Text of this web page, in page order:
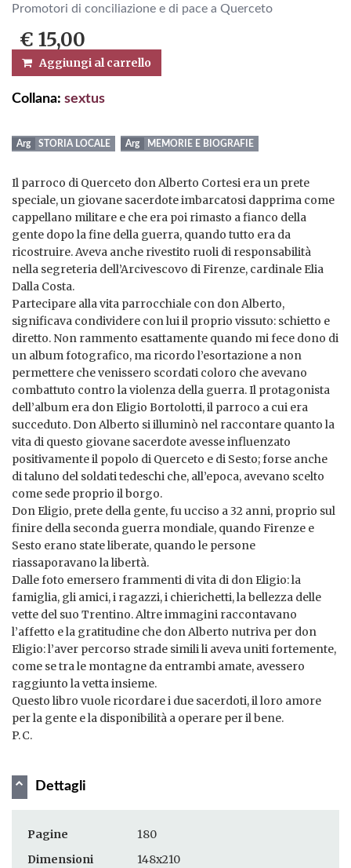
Promotori di conciliazione e di pace a Querceto
€ 15,00
Aggiungi al carrello
Collana: sextus
STORIA LOCALE MEMORIE E BIOGRAFIE
Il parroco di Querceto don Alberto Cortesi era un prete
speciale, un giovane sacerdote imbarcatosi dapprima come
cappellano militare e che era poi rimasto a fianco della
gente dopo la fine della guerra, quando tutto era da
ricostruire. Aveva anche rivestito ruoli di responsabilità
nella segreteria dell’Arcivescovo di Firenze, cardinale Elia
Dalla Costa.
Partecipare alla vita parrocchiale con don Alberto,
significava condividere con lui il proprio vissuto: schietto e
diretto. Non rammento esattamente quando mi fece dono di
un album fotografico, ma ricordo l’esortazione a non
permettere che venissero scordati coloro che avevano
combattuto contro la violenza della guerra. Il protagonista
dell’album era don Eligio Bortolotti, il parroco a cui era
succeduto. Don Alberto si illuminò nel raccontare quanto la
vita di questo giovane sacerdote avesse influenzato
positivamente il popolo di Querceto e di Sesto; forse anche
di taluno del soldati tedeschi che, all’epoca, avevano scelto
come sede proprio il borgo.
Don Eligio, prete della gente, fu ucciso a 32 anni, proprio sul
finire della seconda guerra mondiale, quando Firenze e
Sesto erano state liberate, quando le persone
riassaporavano la libertà.
Dalle foto emersero frammenti di vita di don Eligio: la
famiglia, gli amici, i ragazzi, i chierichetti, la bellezza delle
vette del suo Trentino. Altre immagini raccontavano
l’affetto e la gratitudine che don Alberto nutriva per don
Eligio: l’aver percorso strade simili li aveva uniti fortemente,
come se tra le montagne da entrambi amate, avessero
raggiunto la vetta insieme.
Questo libro vuole ricordare i due sacerdoti, il loro amore
per la gente e la disponibilità a operare per il bene.
P. C.
Dettagli
Pagine
180
Dimensioni
148x210